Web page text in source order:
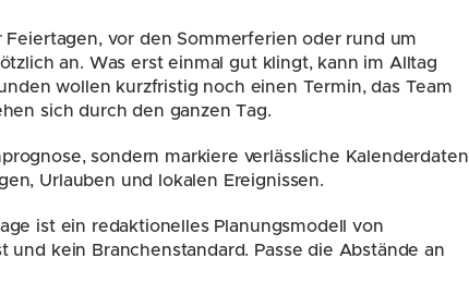
vor den Sommerferien oder rund um
an. Was erst einmal gut klingt, kann im Alltag
wollen kurzfristig noch einen Termin, das Team
sich durch den ganzen Tag.
sondern markiere verlässliche Kalenderdaten
Urlauben und lokalen Ereignissen.
ist ein redaktionelles Planungsmodell von
und kein Branchenstandard. Passe die Abstände an